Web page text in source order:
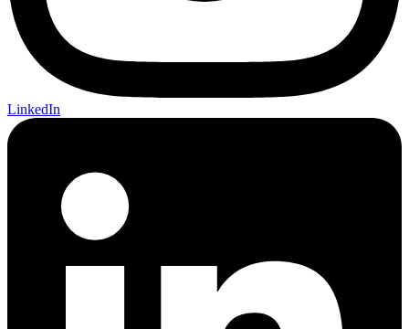
LinkedIn